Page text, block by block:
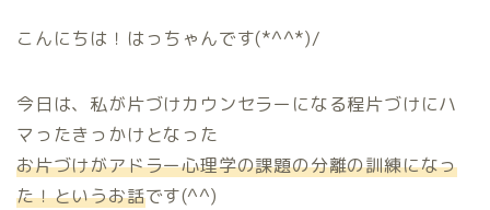
こんにちは！はっちゃんです(*^^*)/
今日は、私が片づけカウンセラーになる程片づけにハ
マったきっかけとなった
お片づけがアドラー心理学の課題の分離の訓練になっ
た！というお話です(^^)